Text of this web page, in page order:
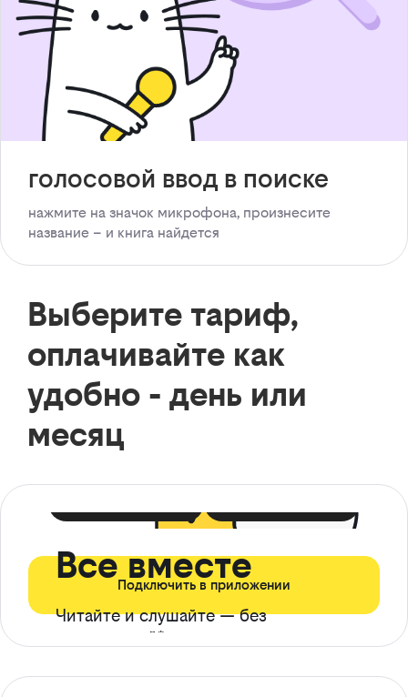
голосовой ввод в поиске
нажмите на значок микрофона, произнесите
название – и книга найдется
Выберите тариф,
оплачивайте как
удобно - день или
месяц
Все вместе
Читайте и слушайте — без
ограничений*
Подключить в приложении